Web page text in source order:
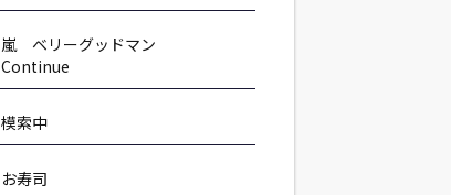
嵐 ベリーグッドマン
Continue
模索中
お寿司